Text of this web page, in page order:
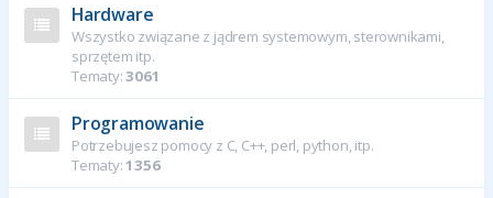
Hardware
Wszystko związane z jądrem systemowym, sterownikami,
sprzętem itp.
Tematy:3061
Programowanie
Potrzebujesz pomocy z C, C++, perl, python, itp.
Tematy:1356